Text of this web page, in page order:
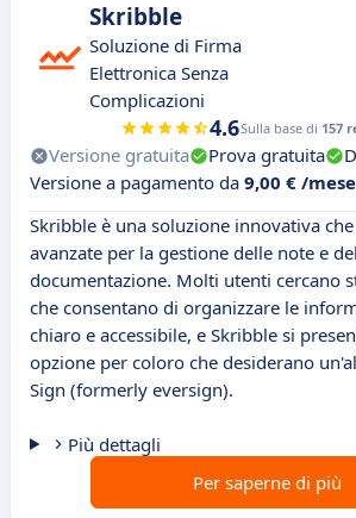
Skribble
Soluzione di Firma
Elettronica Senza
Complicazioni
4.6Sulla base di 157
Versione gratuita Prova gratuita
Versione a pagamento da 9,00 € /mese
Skribble è una soluzione innovativa
avanzate per la gestione delle note e
documentazione. Molti utenti cercano
che consentano di organizzare le
chiaro e accessibile, e Skribble si
opzione per coloro che desiderano
Sign (formerly eversign).
Più dettagli
Per saperne di più